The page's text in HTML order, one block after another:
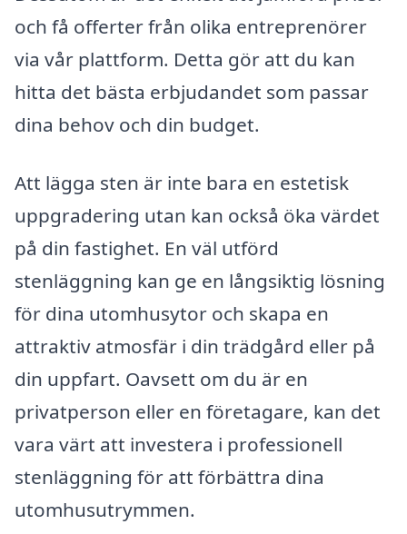
och få offerter från olika entreprenörer
via vår plattform. Detta gör att du kan
hitta det bästa erbjudandet som passar
dina behov och din budget.
Att lägga sten är inte bara en estetisk
uppgradering utan kan också öka värdet
på din fastighet. En väl utförd
stenläggning kan ge en långsiktig lösning
för dina utomhusytor och skapa en
attraktiv atmosfär i din trädgård eller på
din uppfart. Oavsett om du är en
privatperson eller en företagare, kan det
vara värt att investera i professionell
stenläggning för att förbättra dina
utomhusutrymmen.